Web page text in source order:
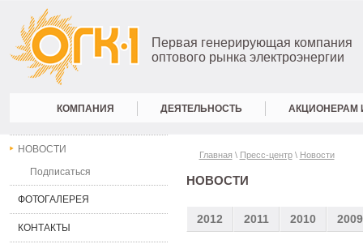
Первая генерирующая компания
оптового рынка электроэнергии
КОМПАНИЯ ДЕЯТЕЛЬНОСТЬ АКЦИОНЕРАМ
НОВОСТИ
Подписаться
ФОТОГАЛЕРЕЯ
КОНТАКТЫ
Главная \ Пресс-центр\ Новости
НОВОСТИ
2012 2011 2010 2009